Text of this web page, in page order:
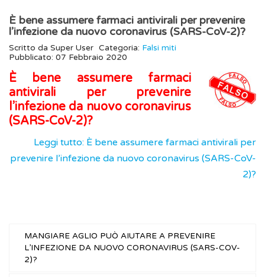
È bene assumere farmaci antivirali per prevenire
l’infezione da nuovo coronavirus (SARS-CoV-2)?
Scritto da Super User Categoria: Falsi miti
Pubblicato: 07 Febbraio 2020
È bene assumere farmaci
antivirali per prevenire
l’infezione da nuovo coronavirus
(SARS-CoV-2)?
Leggi tutto: È bene assumere farmaci antivirali per
prevenire l’infezione da nuovo coronavirus (SARS-CoV-
2)?
MANGIARE AGLIO PUÒ AIUTARE A PREVENIRE
L’INFEZIONE DA NUOVO CORONAVIRUS (SARS-COV-
2)?